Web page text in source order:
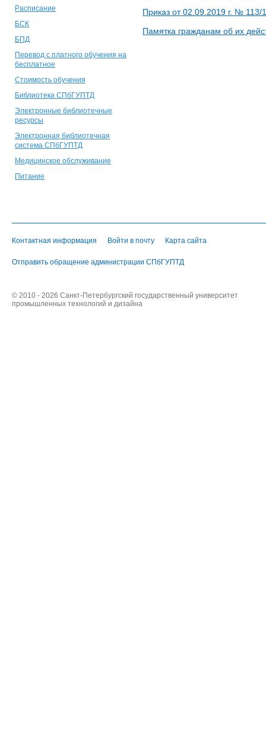
Расписание
БСК
БПД
Перевод с платного обучения на
бесплатное
Стоимость обучения
Библиотека СПбГУПТД
Электронные библиотечные
ресурсы
Электронная библиотечная
система СПбГУПТД
Медицинское обслуживание
Питание
Приказ от 02.09.2019 г. № 113/
Памятка гражданам об их
Контактная информация Войти в почту Карта сайта
Отправить обращение администрации СПбГУПТД
© 2010 - 2026 Санкт-Петербургский государственный университет
промышленных технологий и дизайна